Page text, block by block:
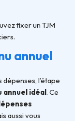
fixer un TJM
annuel
l’étape
idéal. Ce
aussi vous